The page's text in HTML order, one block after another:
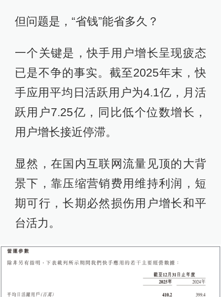
但问题是，“省钱”能省多久？
一个关键是，快手用户增长呈现疲态
已是不争的事实。截至2025年末，快
手应用平均日活跃用户为4.1亿，月活
跃用户7.25亿，同比低个位数增长，
用户增长接近停滞。
显然，在国内互联网流量见顶的大背
景下，靠压缩营销费用维持利润，短
期可行，长期必然损伤用户增长和平
台活力。